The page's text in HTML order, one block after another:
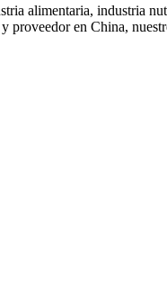
alimentaria, industria
proveedor en China,